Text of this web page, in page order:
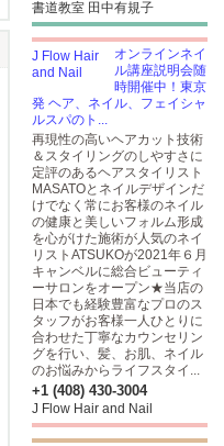
書道教室 田中有規子
オンラインネイ
ル講座説明会随
時開催中！東京
発 ヘア、ネイル、フェイシャ
ルスパのト...
再現性の高いヘアカット技術
＆スタイリングのしやすさに
定評のあるヘアスタイリスト
MASATOとネイルデザインだ
けでなく常にお客様のネイル
の健康と美しいフォルム形成
を心がけた施術が人気のネイ
リストATSUKOが2021年６月
キャンベルに総合ビューティ
ーサロンをオープン★当店の
日本でも経験豊富なプロのス
タッフがお客様一人ひとりに
合わせた丁寧なカウンセリン
グを行い、髪、お肌、ネイル
のお悩みからライフスタイ...
+1 (408) 430-3004
J Flow Hair and Nail